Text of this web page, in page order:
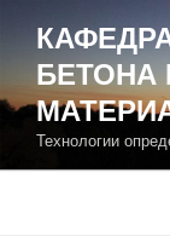
содержимому
БЕТОНА
Технологии